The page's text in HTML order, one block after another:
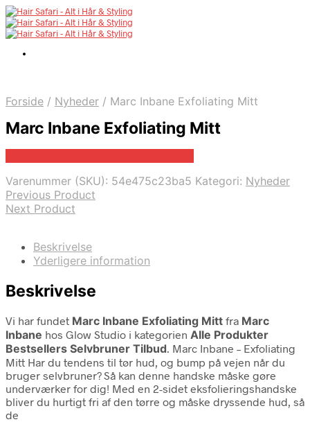
Forside / Nyheder / Marc Inbane Exfoliating Mitt
Marc Inbane Exfoliating Mitt
Varenummer (SKU): 54e475c23ba5 Kategori: Nyheder
Previous Product
Next Product
Beskrivelse
Yderligere information
Beskrivelse
Vi har fundet Marc Inbane Exfoliating Mitt fra Marc
Inbane hos Glow Studio i kategorien Alle Produkter
Bestsellers Selvbruner Tilbud. Marc Inbane – Exfoliating
Mitt Har du tendens til tør hud, og bump på vejen når du
bruger selvbruner? Så kan denne handske måske gøre
underværker for dig! Med en 2-sidet eksfolieringshandske
bliver du hurtigt fri af den tørre og måske dryssende hud, så
de